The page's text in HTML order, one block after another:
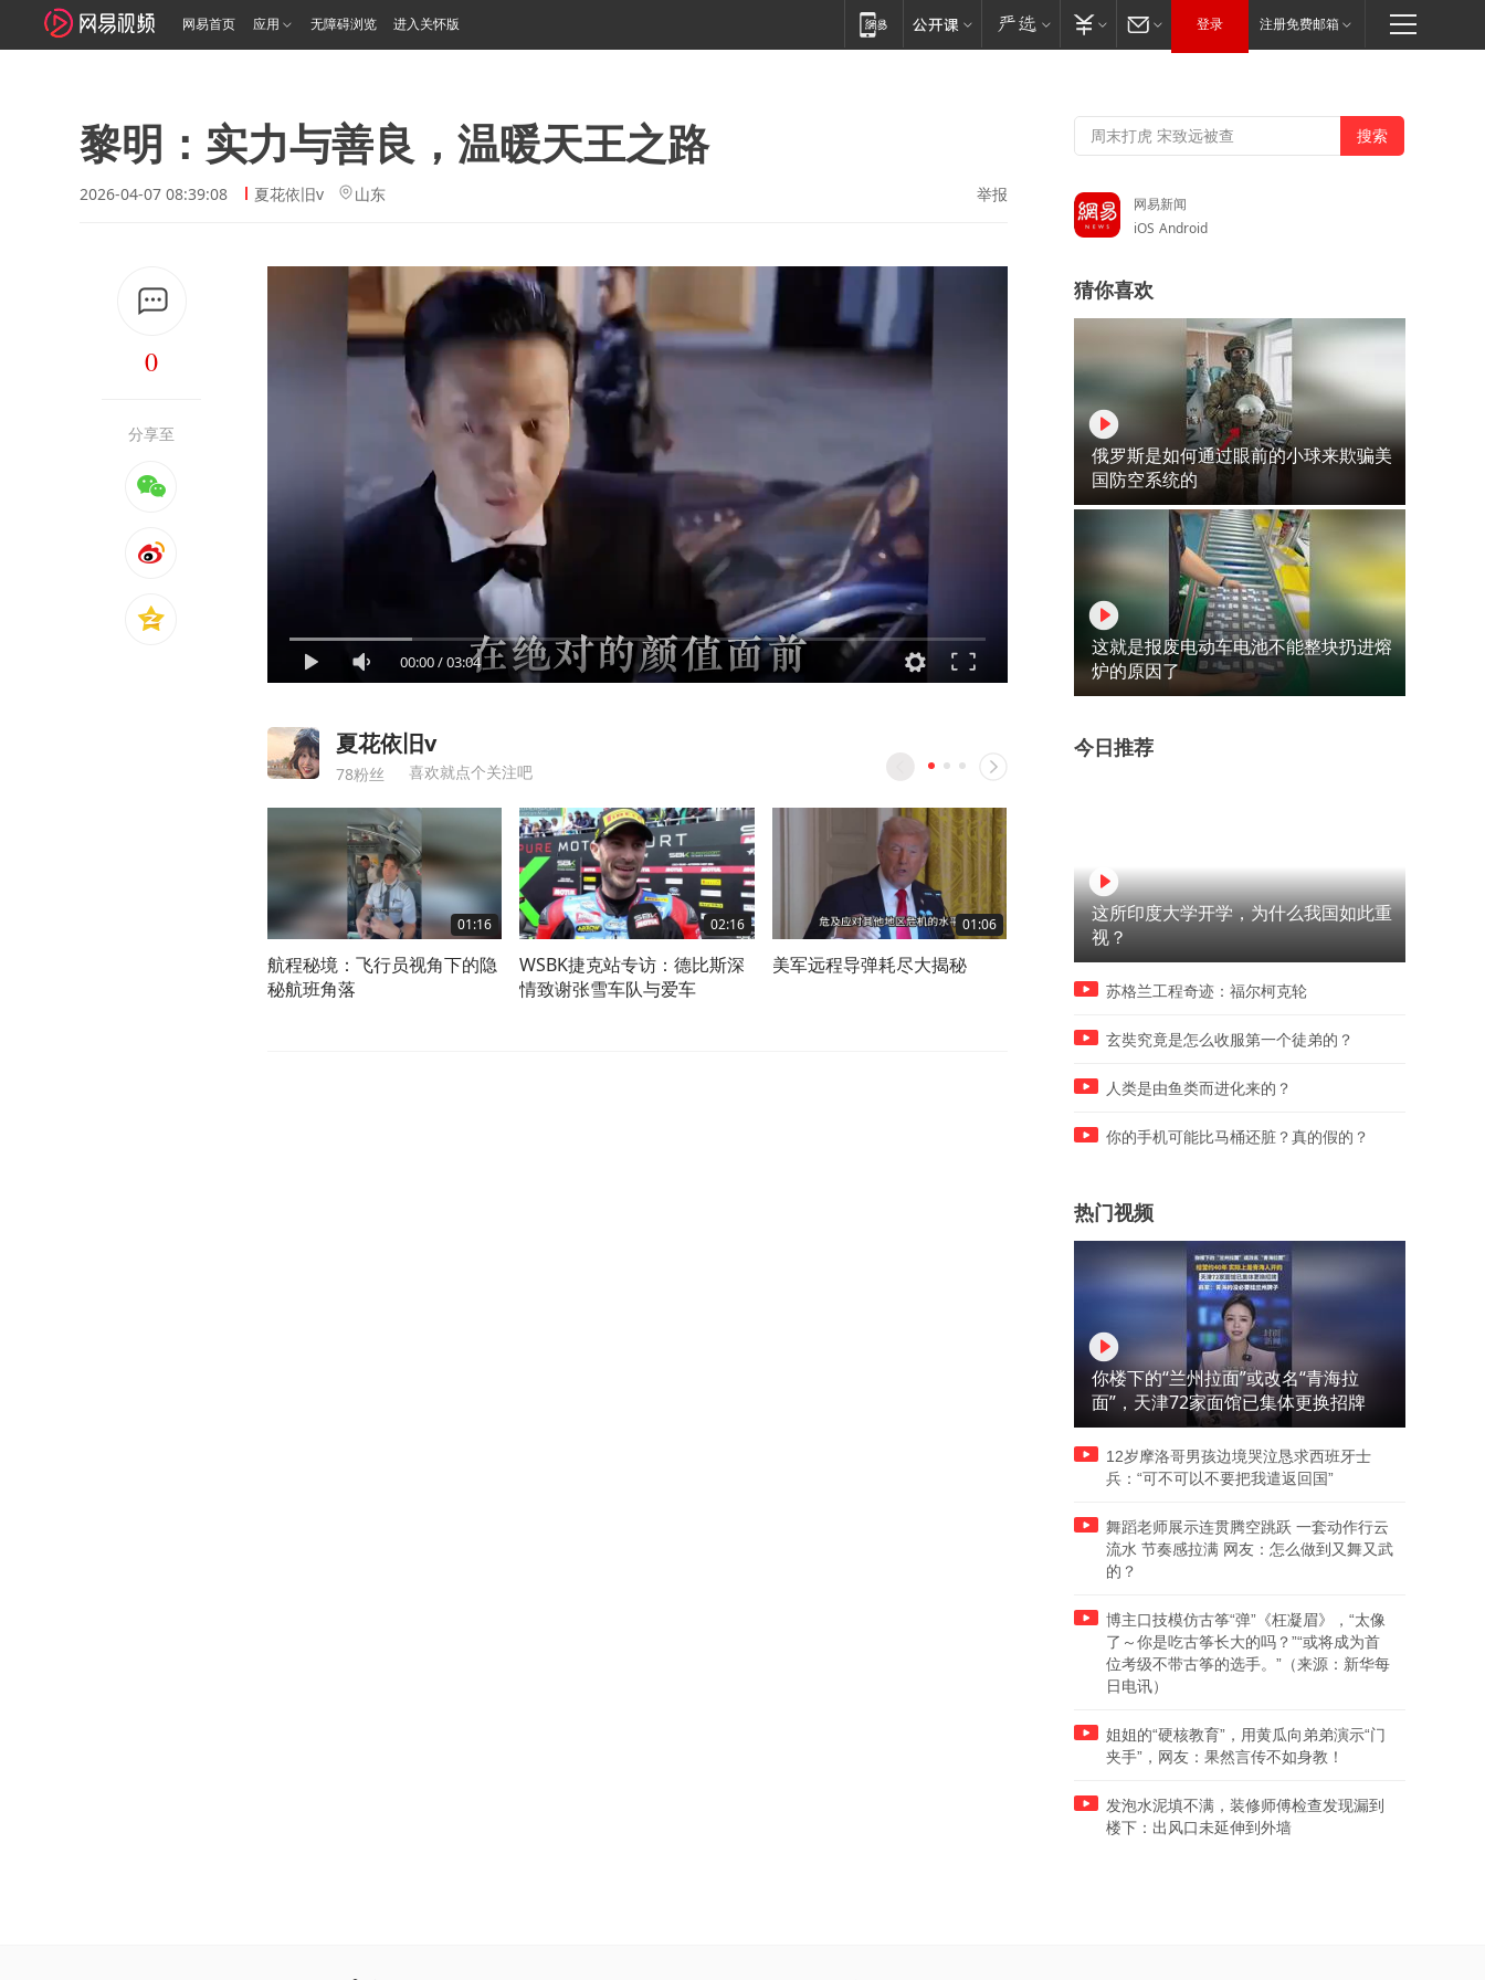
网易首页 应用 无障碍浏览 进入关怀版 登录 注册免费邮箱
黎明：实力与善良，温暖天王之路
2026-04-07 08:39:08 夏花依旧v 山东 举报
0
分享至
00:00/03:04
夏花依旧v
78粉丝 喜欢就点个关注吧
01:16
航程秘境：飞行员视角下的隐
秘航班角落
02:16
WSBK捷克站专访：德比斯深
情致谢张雪车队与爱车
01:06
美军远程导弹耗尽大揭秘
02:44
普大帝巧对恶意采访，智慧反
击现场揭秘
麦地火险，铁锹英雄路见义
为
网易新闻
iOS Android
猜你喜欢
俄罗斯是如何通过眼前的小球来欺骗美
国防空系统的
这就是报废电动车电池不能整块扔进熔
炉的原因了
今日推荐
这所印度大学开学，为什么我国如此重
视？
苏格兰工程奇迹：福尔柯克轮
玄奘究竟是怎么收服第一个徒弟的？
人类是由鱼类而进化来的？
你的手机可能比马桶还脏？真的假的？
热门视频
你楼下的“兰州拉面”或改名“青海拉
面”，天津72家面馆已集体更换招牌
12岁摩洛哥男孩边境哭泣恳求西班牙士
兵：“可不可以不要把我遣返回国”
舞蹈老师展示连贯腾空跳跃 一套动作行云
流水 节奏感拉满 网友：怎么做到又舞又武
的？
博主口技模仿古筝“弹”《枉凝眉》，“太像
了～你是吃古筝长大的吗？”“或将成为首
位考级不带古筝的选手。”（来源：新华每
日电讯）
姐姐的“硬核教育”，用黄瓜向弟弟演示“门
夹手”，网友：果然言传不如身教！
发泡水泥填不满，装修师傅检查发现漏到
楼下：出风口未延伸到外墙